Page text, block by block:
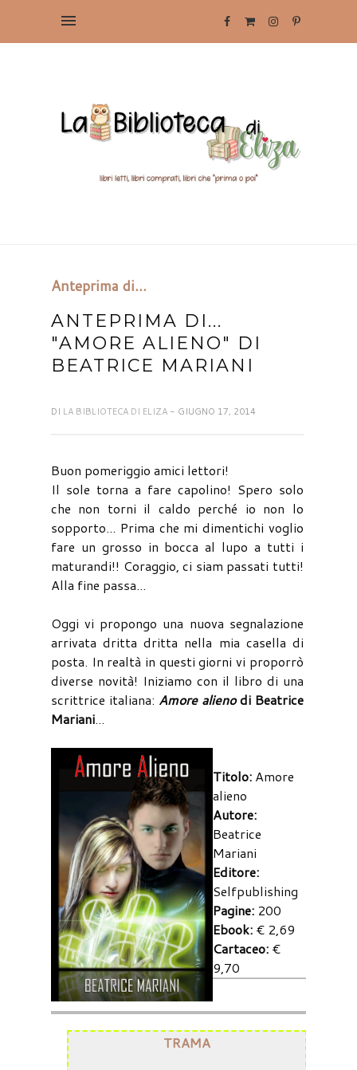
Anteprima di...
ANTEPRIMA DI...
"AMORE ALIENO" DI
BEATRICE MARIANI
DI LA BIBLIOTECA DI ELIZA - GIUGNO 17, 2014
Buon pomeriggio amici lettori!
Il sole torna a fare capolino! Spero solo
che non torni il caldo perché io non lo
sopporto... Prima che mi dimentichi voglio
fare un grosso in bocca al lupo a tutti i
maturandi!! Coraggio, ci siam passati tutti!
Alla fine passa...
Oggi vi propongo una nuova segnalazione
arrivata dritta dritta nella mia casella di
posta. In realtà in questi giorni vi proporrò
diverse novità! Iniziamo con il libro di una
scrittrice italiana: Amore alienodi Beatrice
Mariani...
Titolo: Amore
alieno
Autore:
Beatrice
Mariani
Editore:
Selfpublishing
Pagine: 200
Ebook: € 2,69
Cartaceo: €
9,70
TRAMA